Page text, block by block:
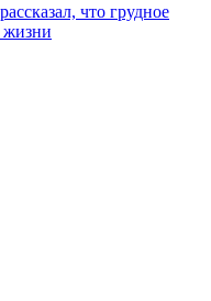
что грудное
жизни